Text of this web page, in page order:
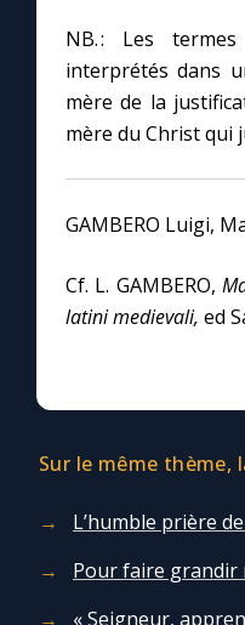
NB. : Les
interprétés dans
mère de la
mère du Christ qui
GAMBERO Luigi,
Cf. L. GAMBERO,
latini medievali, ed
Sur le même thème,
L’humble prière
Pour faire grandir
« Seigneur,